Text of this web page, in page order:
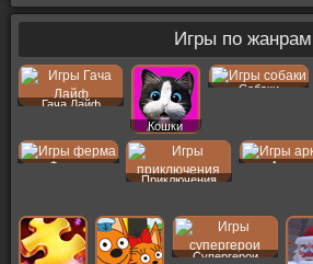
Игры по жанрам
Гача Лайф
Кошки
Собаки
Ферма
Приключения
Аркады
Супергерои